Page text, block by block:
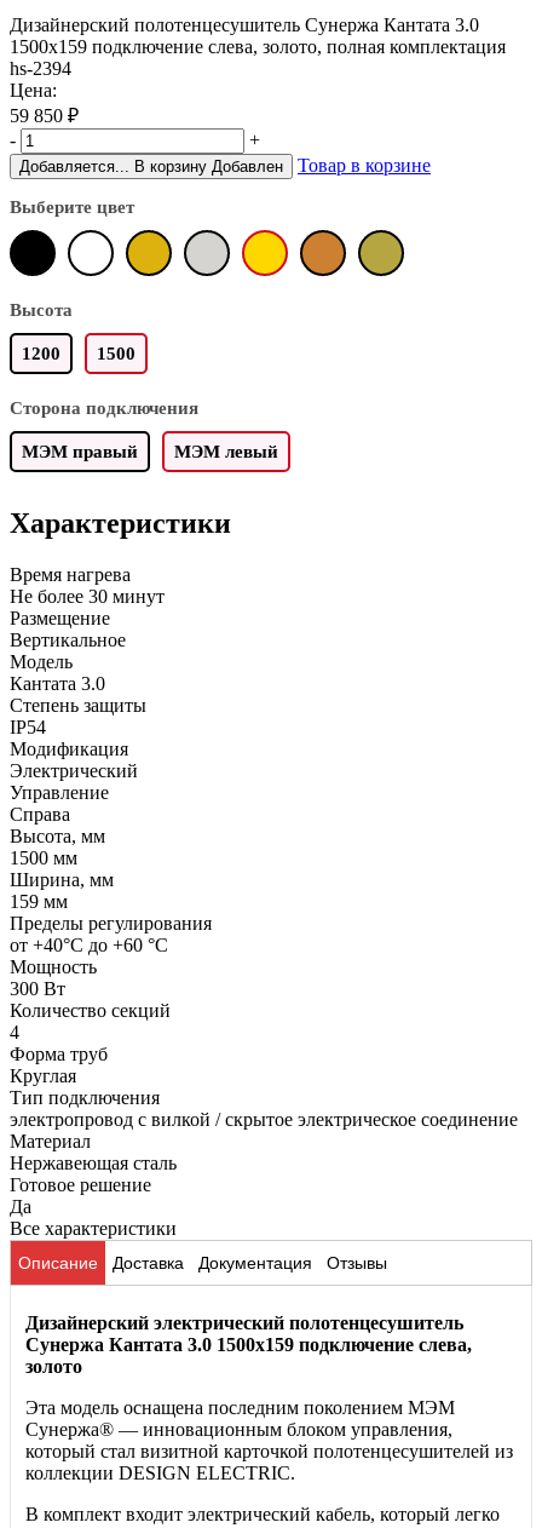
Дизайнерский полотенцесушитель Сунержа Кантата 3.0
1500х159 подключение слева, золото, полная комплектация
hs-2394
Цена:
59 850 ₽
-
+
Добавляется... В корзину Добавлен Товар в корзине
Выберите цвет
Высота
1200 1500
Сторона подключения
МЭМ правый МЭМ левый
Характеристики
Время нагрева
Не более 30 минут
Размещение
Вертикальное
Модель
Кантата 3.0
Степень защиты
IP54
Модификация
Электрический
Управление
Справа
Высота, мм
1500 мм
Ширина, мм
159 мм
Пределы регулирования
от +40°C до +60 °C
Мощность
300 Вт
Количество секций
4
Форма труб
Круглая
Тип подключения
электропровод с вилкой / скрытое электрическое соединение
Материал
Нержавеющая сталь
Готовое решение
Да
Все характеристики
Описание Доставка Документация Отзывы
Дизайнерский электрический полотенцесушитель
Сунержа Кантата 3.0 1500х159 подключение слева,
золото
Эта модель оснащена последним поколением МЭМ
Сунержа® — инновационным блоком управления,
который стал визитной карточкой полотенцесушителей из
коллекции DESIGN ELECTRIC.
В комплект входит электрический кабель, который легко